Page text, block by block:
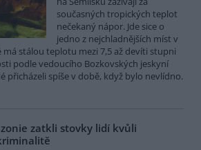
současných tropických teplot
nečekaný nápor. Jde sice o
jedno z nejchladnějších míst v
má stálou teplotu mezi 7,5 až devíti stupni
podle vedoucího Bozkovských jeskyní
přicházeli spíše v době, když bylo nevlídno.
zatkli stovky lidí kvůli